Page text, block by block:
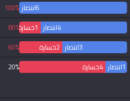
6انتصار 0
100%
4انتصار 1خسارة80%
3انتصار 2خسارة 60%
1انتصار 4خسارة 20%